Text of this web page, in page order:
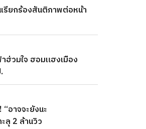
รียกร้องสันติภาพต่อหน้า
ฮ่วมใจ ฮอมแฮงเมือง
อาจจะยังนะ
ลุ 2 ล้านวิว